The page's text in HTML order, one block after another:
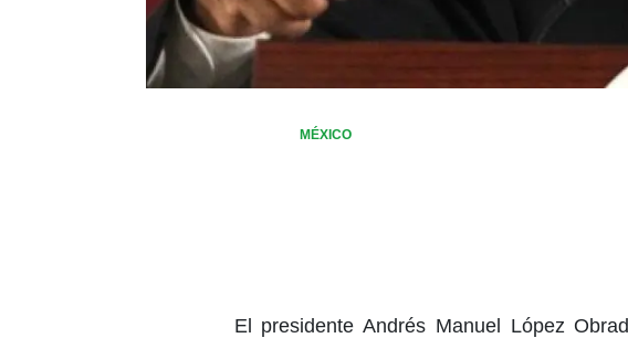
MÉXICO
El presidente Andrés Manuel López